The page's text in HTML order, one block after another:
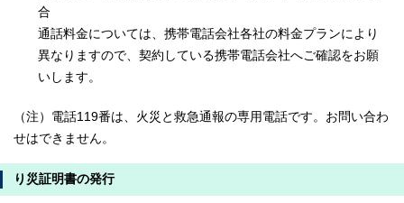
合
通話料金については、携帯電話会社各社の料金プランにより
異なりますので、契約している携帯電話会社へご確認をお願
いします。
（注）電話119番は、火災と救急通報の専用電話です。お問い合わ
せはできません。
り災証明書の発行